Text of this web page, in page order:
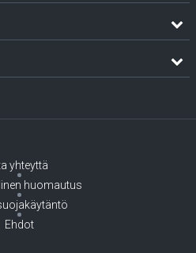
yhteyttä
huomautus
Ehdot